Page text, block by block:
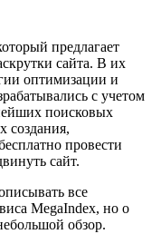
предлагает
сайта. В их
оптимизации и
с учетом
поисковых
создания,
провести
сайт.
все
MegaIndex, но о
обзор.